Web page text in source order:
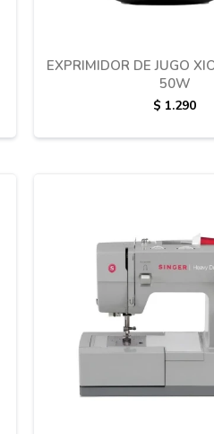
EXPRIMIDOR DE JUGO
50W
$ 1.290